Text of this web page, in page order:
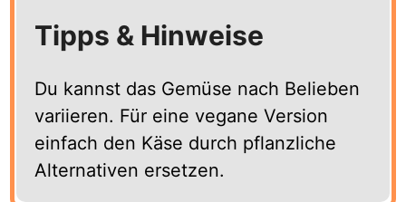
Tipps & Hinweise
Du kannst das Gemüse nach Belieben
variieren. Für eine vegane Version
einfach den Käse durch pflanzliche
Alternativen ersetzen.